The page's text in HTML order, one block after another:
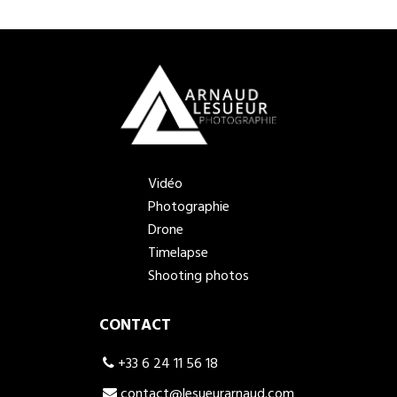
Vidéo
Photographie
Drone
Timelapse
Shooting photos
CONTACT
+33 6 24 11 56 18